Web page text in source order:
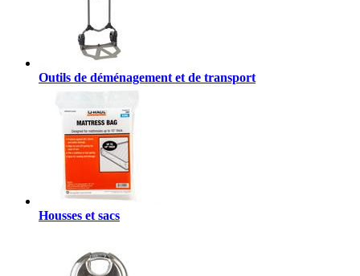
Outils de déménagement et de transport
Housses et sacs